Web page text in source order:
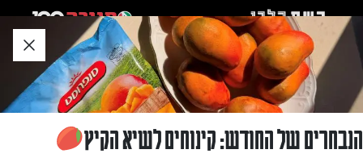
לאזור
תוכן
תחתון
חזרה לעמוד הבית
אלדר הר-צבי
הנבחרים של החודש: קינוחים לשיא הקיץ